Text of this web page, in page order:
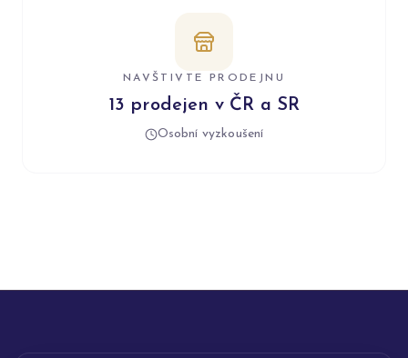
NAVŠTIVTE PRODEJNU
13 prodejen v ČR a SR
Osobní vyzkoušení